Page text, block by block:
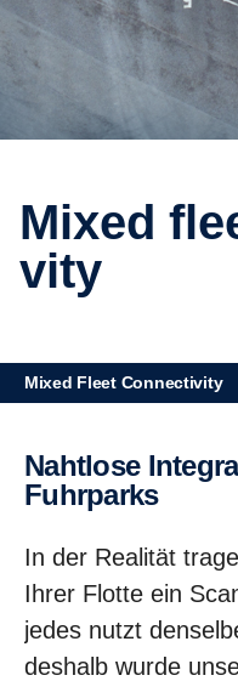
Mixed fleet connec­ti­
vity
Mixed Fleet Connectivity
Nahtlose Integra­tion für gemischte
Fuhrparks
In der Realität
Ihrer Flotte ein
jedes nutzt
deshalb wurde